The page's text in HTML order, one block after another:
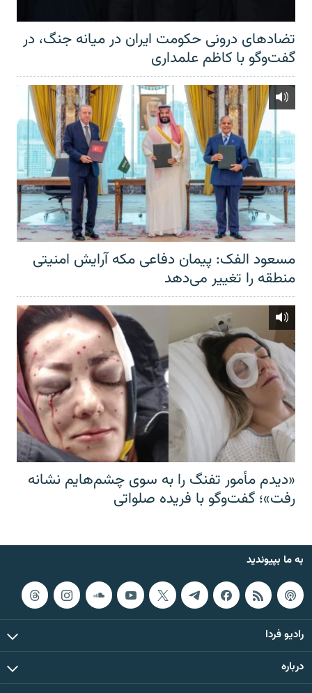
تضادهای درونی حکومت ایران در میانه جنگ، در
گفت‌‌وگو با کاظم علمداری
مسعود الفک: پیمان دفاعی مکه آرایش امنیتی
منطقه را تغییر می‌دهد
«دیدم مأمور تفنگ را به سوی چشم‌هایم نشانه
رفت»؛ گفت‌و‌گو با فریده صلواتی
به ما بپیوندید
رادیو فردا
درباره